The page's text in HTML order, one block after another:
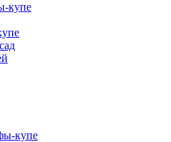
купе
купе